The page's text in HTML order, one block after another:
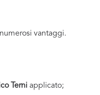
vantaggi.
Terni applicato;